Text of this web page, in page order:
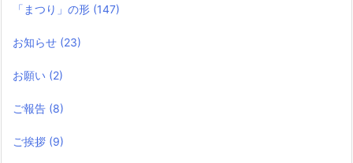
「まつり」の形 (147)
お知らせ (23)
お願い (2)
ご報告 (8)
ご挨拶 (9)